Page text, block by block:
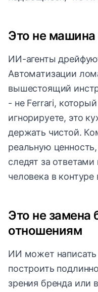
Это не машина
ИИ-агенты
Автоматизации
вышестоящий
- не Ferrari,
игнорируете, это
держать чистой.
реальную
следят за
человека в
Это не замена
отношениям
ИИ может
построить
зрения бренда или